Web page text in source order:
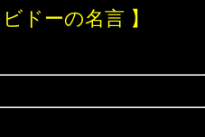
ドーの名言 】